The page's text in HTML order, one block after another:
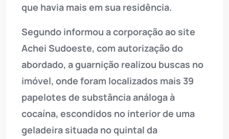
que havia mais em sua residência.
Segundo informou a corporação ao site
Achei Sudoeste, com autorização do
abordado, a guarnição realizou buscas no
imóvel, onde foram localizados mais 39
papelotes de substância análoga à
cocaína, escondidos no interior de uma
geladeira situada no quintal da